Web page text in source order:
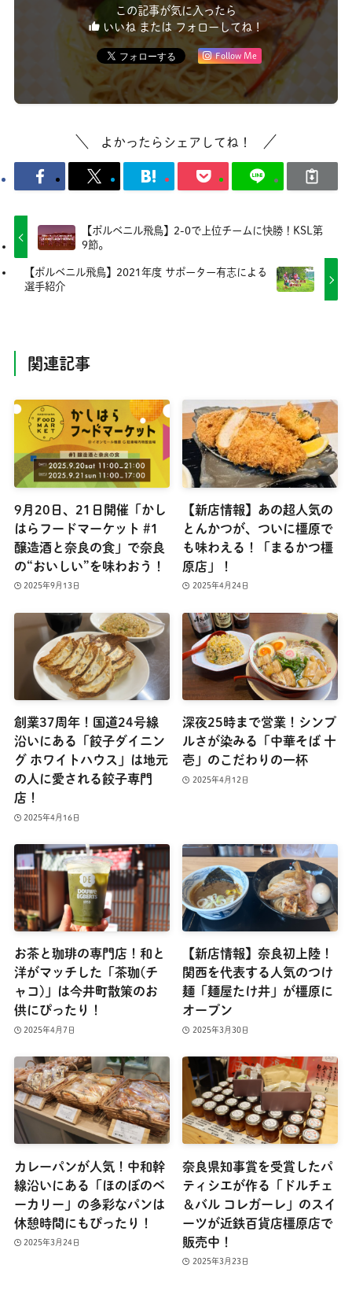
この記事が気に入ったら
いいね または フォローしてね！
Follow Me
よかったらシェアしてね！
【ポルベニル飛鳥】2-0で上位チームに快勝！KSL第
9節。
【ポルベニル飛鳥】2021年度 サポーター有志による
選手紹介
関連記事
9月20日、21日開催「かし
はらフードマーケット #1
醸造酒と奈良の食」で奈良
の“おいしい”を味わおう！
2025年9月13日
【新店情報】あの超人気の
とんかつが、ついに橿原で
も味わえる！「まるかつ橿
原店」！
2025年4月24日
創業37周年！国道24号線
沿いにある「餃子ダイニン
グ ホワイトハウス」は地元
の人に愛される餃子専門
店！
2025年4月16日
深夜25時まで営業！シンプ
ルさが染みる「中華そば 十
壱」のこだわりの一杯
2025年4月12日
お茶と珈琲の専門店！和と
洋がマッチした「茶珈(チ
ャコ)」は今井町散策のお
供にぴったり！
2025年4月7日
【新店情報】奈良初上陸！
関西を代表する人気のつけ
麺「麺屋たけ井」が橿原に
オープン
2025年3月30日
カレーパンが人気！中和幹
線沿いにある「ほのぼのベ
ーカリー」の多彩なパンは
休憩時間にもぴったり！
2025年3月24日
奈良県知事賞を受賞したパ
ティシエが作る「ドルチェ
＆バル コレガーレ」のスイ
ーツが近鉄百貨店橿原店で
販売中！
2025年3月23日